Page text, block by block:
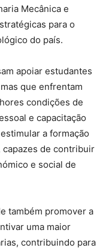
Mecânica e
para o
do país.
apoiar estudantes
que enfrentam
condições de
e capacitação
a formação
de contribuir
e social de
também promover a
uma maior
contribuindo para